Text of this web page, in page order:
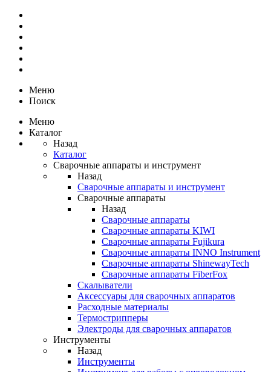
Меню
Поиск
Меню
Каталог
Назад
Каталог
Сварочные аппараты и инструмент
Назад
Сварочные аппараты и инструмент
Сварочные аппараты
Назад
Сварочные аппараты
Сварочные аппараты KIWI
Сварочные аппараты Fujikura
Сварочные аппараты INNO Instrument
Сварочные аппараты ShinewayTech
Cварочные аппараты FiberFox
Скалыватели
Аксессуары для сварочных аппаратов
Расходные материалы
Термострипперы
Электроды для сварочных аппаратов
Инструменты
Назад
Инструменты